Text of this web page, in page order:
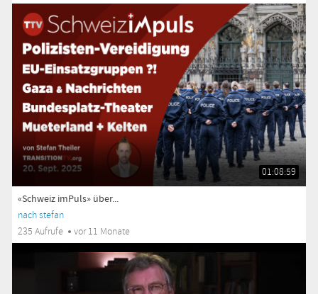
01:08:59
«Schweiz imPuls» über...
nach stefan
235 Aufrufe
vor 11 Monate